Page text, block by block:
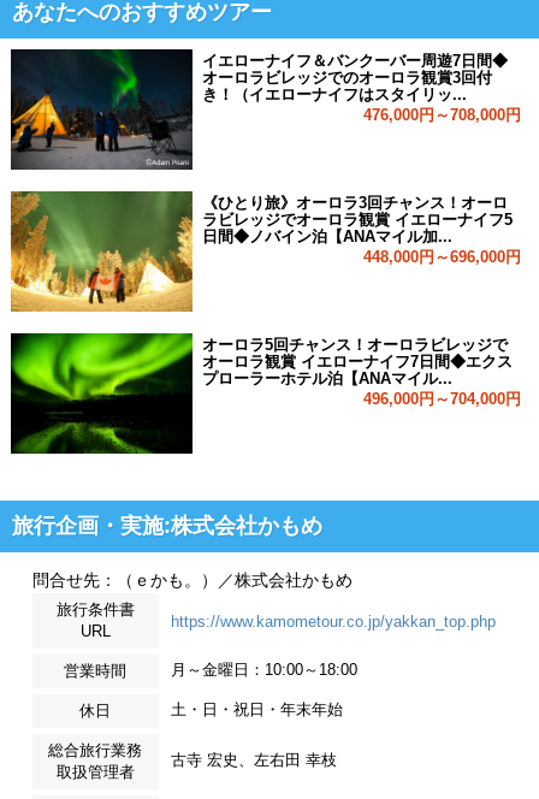
あなたへのおすすめツアー
イエローナイフ＆バンクーバー周遊7日間◆
オーロラビレッジでのオーロラ観賞3回付
き！（イエローナイフはスタイリッ...
476,000円～708,000円
《ひとり旅》オーロラ3回チャンス！オーロ
ラビレッジでオーロラ観賞 イエローナイフ5
日間◆ノバイン泊【ANAマイル加...
448,000円～696,000円
オーロラ5回チャンス！オーロラビレッジで
オーロラ観賞 イエローナイフ7日間◆エクス
プローラーホテル泊【ANAマイル...
496,000円～704,000円
旅行企画・実施:株式会社かもめ
問合せ先：（ｅかも。）／株式会社かもめ
旅行条件書
URL
https://www.kamometour.co.jp/yakkan_top.php
営業時間 月～金曜日：10:00～18:00
休日 土・日・祝日・年末年始
総合旅行業務
取扱管理者
古寺 宏史、左右田 幸枝